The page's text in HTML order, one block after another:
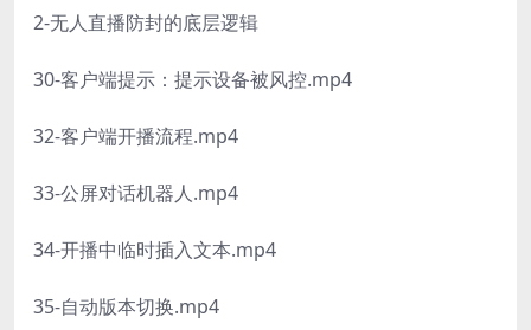
2-无人直播防封的底层逻辑
30-客户端提示：提示设备被风控.mp4
32-客户端开播流程.mp4
33-公屏对话机器人.mp4
34-开播中临时插入文本.mp4
35-自动版本切换.mp4